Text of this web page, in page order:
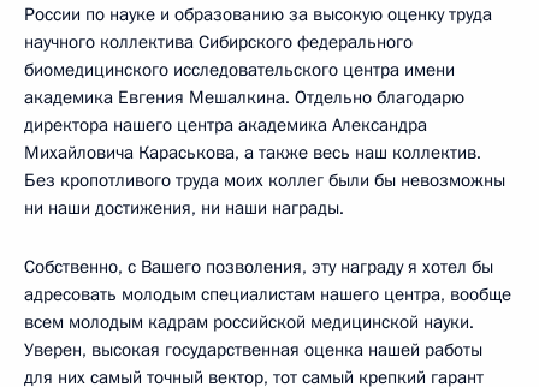
России по науке и образованию за высокую оценку труда
научного коллектива Сибирского федерального
биомедицинского исследовательского центра имени
академика Евгения Мешалкина. Отдельно благодарю
директора нашего центра академика Александра
Михайловича Караськова, а также весь наш коллектив.
Без кропотливого труда моих коллег были бы невозможны
ни наши достижения, ни наши награды.
Собственно, с Вашего позволения, эту награду я хотел бы
адресовать молодым специалистам нашего центра, вообще
всем молодым кадрам российской медицинской науки.
Уверен, высокая государственная оценка нашей работы
для них самый точный вектор, тот самый крепкий гарант